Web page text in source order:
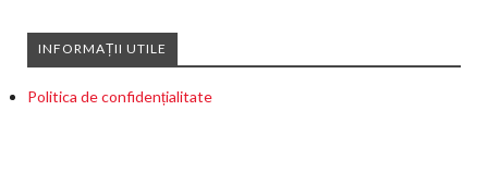
INFORMAȚII UTILE
Politica de confidențialitate